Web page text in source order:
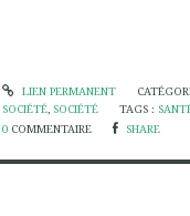
LIEN PERMANENT
SOCIÉTÉ, SOCIÉTÉ TAGS :
0 COMMENTAIRE SHARE